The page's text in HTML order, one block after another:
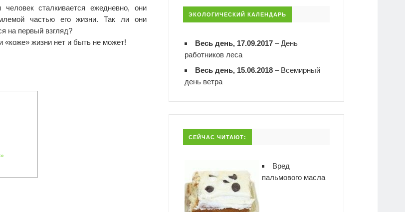
сталкивается ежедневно, они
частью его жизни. Так ли они
на первый взгляд?
«коже» жизни нет и быть не может!
ЭКОЛОГИЧЕСКИЙ КАЛЕНДАРЬ
Весь день, 17.09.2017 –День
работников леса
Весь день, 15.06.2018 – Всемирный
день ветра
СЕЙЧАС ЧИТАЮТ:
Вред
пальмового масла